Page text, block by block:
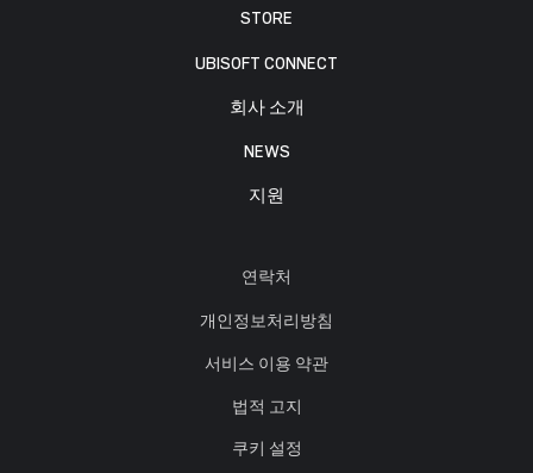
STORE
UBISOFT CONNECT
회사 소개
NEWS
지원
연락처
개인정보처리방침
서비스 이용 약관
법적 고지
쿠키 설정